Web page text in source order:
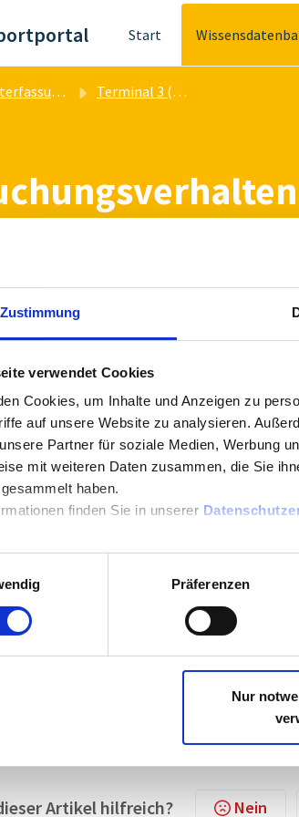
Zustimmung
verwendet Cookies
Cookies, um Inhalte und Anzeigen zu
auf unsere Website zu analysieren.
Partner für soziale Medien, Werbung
mit weiteren Daten zusammen, die Sie
haben.
finden Sie in unserer
Präferenzen
Nur
Start
& Zutrittskontrolle Terminal 3 (mini)
um 12:00 NACHMITTAGS
oder nicht an den Server übertragen
die getätigt werden, während das
werden nach sechsmaligem Misserfolg
folgenden Fehler: Buchung ist vor
als Misserfolg gewertet und haben eine
wird nicht gezählt
wird ohne sichtbaren Fehler verworfen
Buchung wird als erfolgreich gespeichert
werden kann (Funktion "Buchungen
Buchungen im Abstand von 1 Sekunde findet
wurde.
Artikel hilfreich? Nein